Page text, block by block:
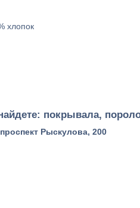
хлопок
покрывала,
Рыскулова, 200